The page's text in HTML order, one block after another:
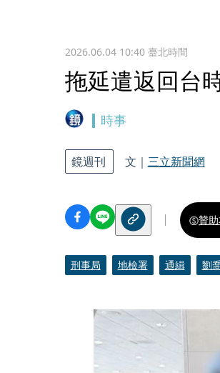
2026.06.04 10:40臺北時間
拖延遣返回台
時事
鏡週刊 文｜ 三立新聞網
贊
刑事局 地檢署 通緝 劉